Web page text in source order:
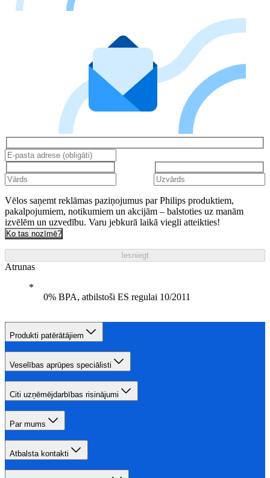
Vēlos saņemt reklāmas paziņojumus par Philips produktiem,
pakalpojumiem, notikumiem un akcijām – balstoties uz manām
izvēlēm un uzvedību. Varu jebkurā laikā viegli atteikties!
Ko tas nozīmē?
Iesniegt
Atrunas
0% BPA, atbilstoši ES regulai 10/2011
Produkti patērātājiem
Veselības aprūpes speciālisti
Citi uzņēmējdarbības risinājumi
Par mums
Atbalsta kontakti